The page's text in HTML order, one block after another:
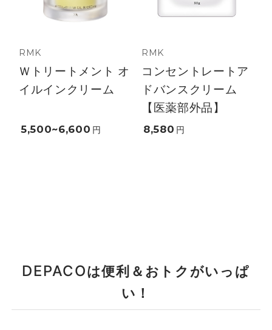
RMK
Ｗトリートメント オ
イルインクリーム
5,500~6,600 円
RMK
コンセントレートア
ドバンスクリーム
【医薬部外品】
8,580 円
DEPACOは便利＆おトクがいっぱ
い！